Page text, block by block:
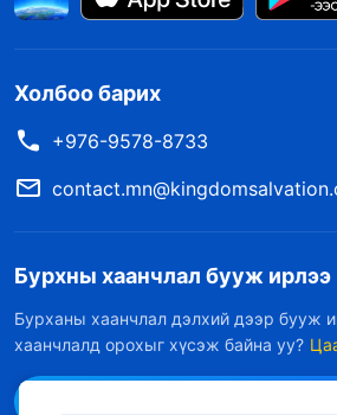
Холбоо барих
+976-9578-8733
Бурхны хаанчлал бууж ирлээ
Бурханы хаанчлал дэлхий дээр бууж
хаанчлалд орохыг хүсэж байна уу?